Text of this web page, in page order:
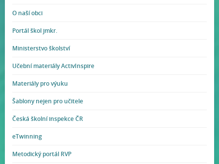
O naší obci
Portál škol jmkr.
Ministerstvo školství
Učební materiály ActivInspire
Materiály pro výuku
Šablony nejen pro učitele
Česká školní inspekce ČR
eTwinning
Metodický portál RVP